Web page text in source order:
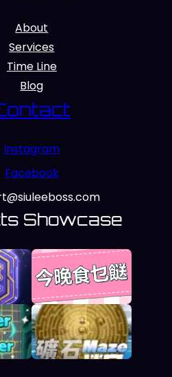
About
Services
Time Line
Blog
Instagram
Facebook
Showcase